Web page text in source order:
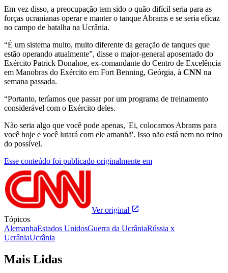
Em vez disso, a preocupação tem sido o quão difícil seria para as
forças ucranianas operar e manter o tanque Abrams e se seria eficaz
no campo de batalha na Ucrânia.
“É um sistema muito, muito diferente da geração de tanques que
estão operando atualmente”, disse o major-general aposentado do
Exército Patrick Donahoe, ex-comandante do Centro de Excelência
em Manobras do Exército em Fort Benning, Geórgia, à CNN na
semana passada.
“Portanto, teríamos que passar por um programa de treinamento
considerável com o Exército deles.
Não seria algo que você pode apenas, 'Ei, colocamos Abrams para
você hoje e você lutará com ele amanhã'. Isso não está nem no reino
do possível.
Esse conteúdo foi publicado originalmente em
Ver original
Tópicos
AlemanhaEstados UnidosGuerra da UcrâniaRússia x
UcrâniaUcrânia
Mais Lidas